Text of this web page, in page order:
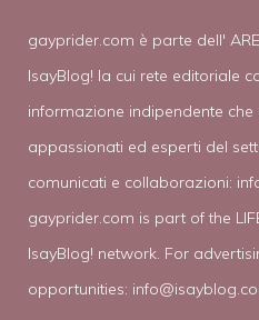
gayprider.com è parte dell'
IsayBlog! la cui rete editoriale
informazione indipendente
appassionati ed esperti del
comunicati e collaborazioni:
gayprider.com is part of the
IsayBlog! network. For
opportunities: